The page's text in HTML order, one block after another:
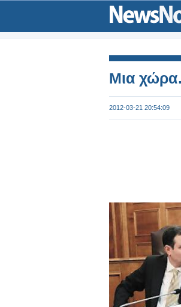
Μια
2012-03-21 20:54:09